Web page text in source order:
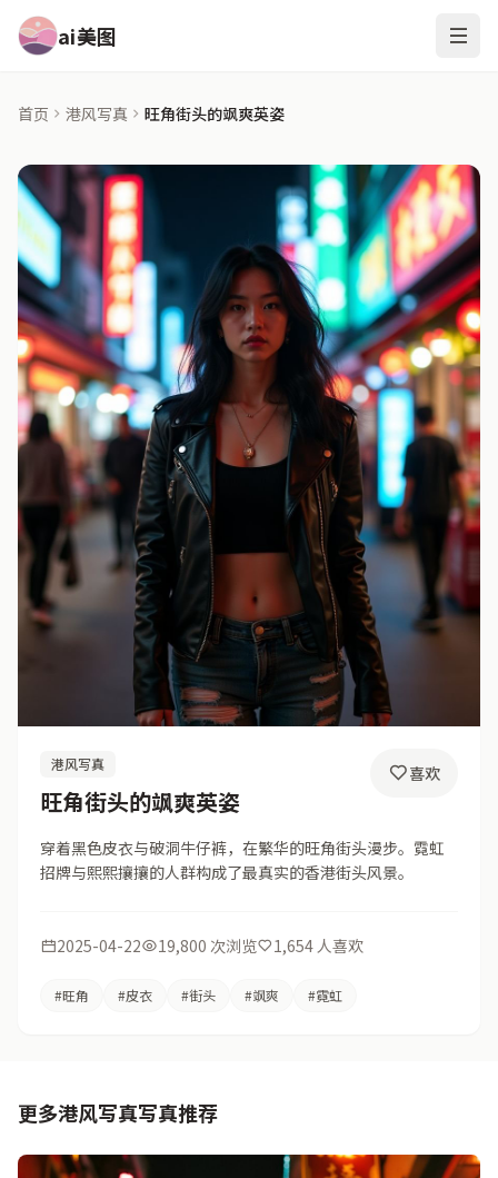
ai美图
首页 港风写真 旺角街头的飒爽英姿
港风写真
旺角街头的飒爽英姿
喜欢
穿着黑色皮衣与破洞牛仔裤，在繁华的旺角街头漫步。霓虹
招牌与熙熙攘攘的人群构成了最真实的香港街头风景。
2025-04-22 19,800 次浏览 1,654 人喜欢
#旺角 #皮衣 #街头 #飒爽 #霓虹
更多港风写真写真推荐